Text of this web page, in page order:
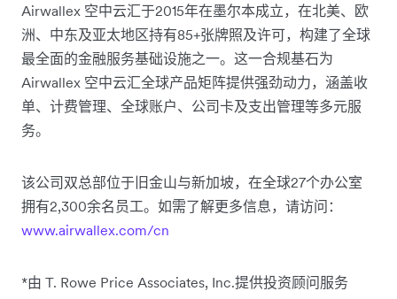
Airwallex 空中云汇于2015年在墨尔本成立，在北美、欧
洲、中东及亚太地区持有85+张牌照及许可，构建了全球
最全面的金融服务基础设施之一。这一合规基石为
Airwallex 空中云汇全球产品矩阵提供强劲动力，涵盖收
单、计费管理、全球账户、公司卡及支出管理等多元服
务。
该公司双总部位于旧金山与新加坡，在全球27个办公室
拥有2,300余名员工。如需了解更多信息，请访问：
www.airwallex.com/cn
*由 T. Rowe Price Associates, Inc.提供投资顾问服务